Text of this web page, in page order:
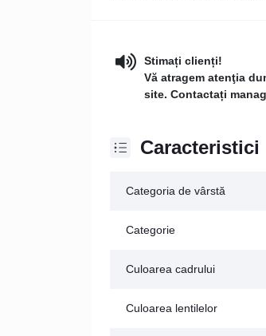
Stimați clienți!
Vă atragem atenţia
site. Contactați
Caracteristici
Categoria de vârstă
Categorie
Culoarea cadrului
Culoarea lentilelor